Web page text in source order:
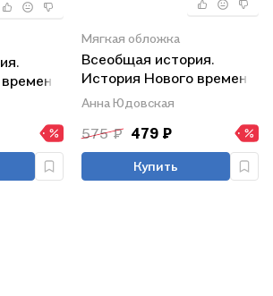
8
Мягкая обложка
Всеобщая история.
История Нового времени.
Рабочая тетрадь. 7
класс. Учебное пособие
для
общеобразовательных
организаций
Анна Юдовская
575 ₽ 479 ₽
Купить